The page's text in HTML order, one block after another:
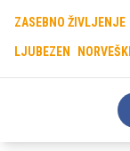
ZASEBNO ŽIVLJENJE
LJUBEZEN